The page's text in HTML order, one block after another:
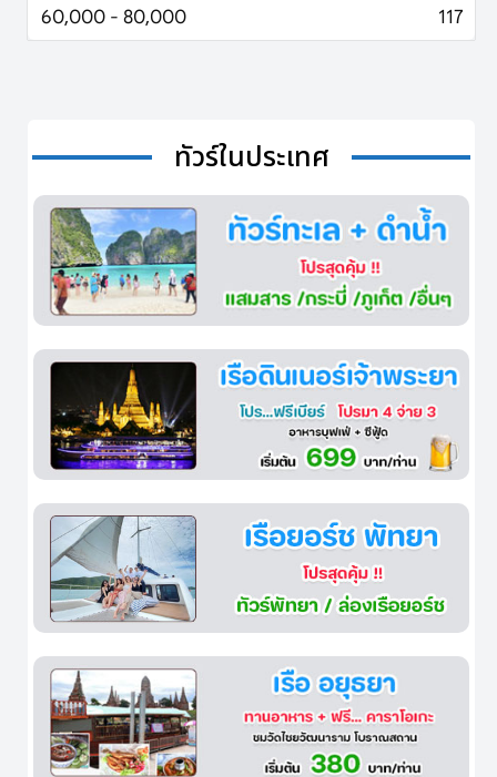
60,000 - 80,000
117
ทัวร์ในประเทศ